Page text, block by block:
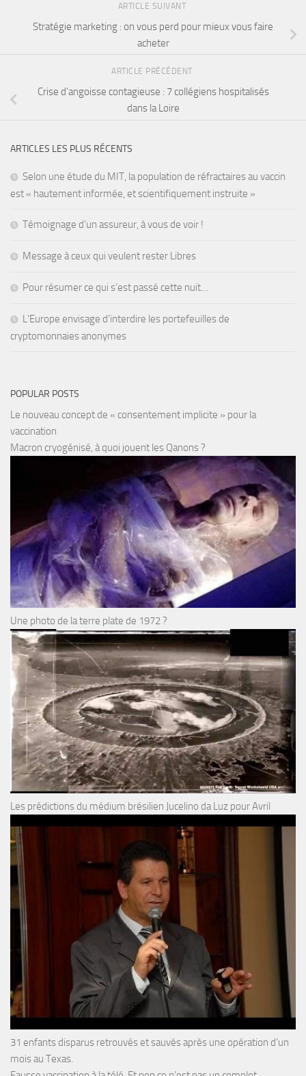
ARTICLE SUIVANT
Stratégie marketing : on vous perd pour mieux vous faire
acheter
ARTICLE PRÉCÉDENT
Crise d’angoisse contagieuse : 7 collégiens hospitalisés
dans la Loire
ARTICLES LES PLUS RÉCENTS
Selon une étude du MIT, la population de réfractaires au vaccin
est « hautement informée, et scientifiquement instruite »
Témoignage d’un assureur, à vous de voir !
Message à ceux qui veulent rester Libres
Pour résumer ce qui s’est passé cette nuit…
L’Europe envisage d’interdire les portefeuilles de
cryptomonnaies anonymes
POPULAR POSTS
Le nouveau concept de « consentement implicite » pour la
vaccination
Macron cryogénisé, à quoi jouent les Qanons ?
Une photo de la terre plate de 1972 ?
Les prédictions du médium brésilien Jucelino da Luz pour Avril
31 enfants disparus retrouvés et sauvés après une opération d’un
mois au Texas.